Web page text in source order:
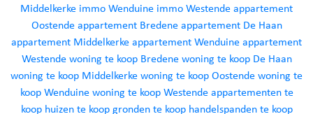
Middelkerke immo Wenduine immo Westendeappartement
Oostende appartement Bredene appartement De Haan
appartement Middelkerkeappartement Wenduineappartement
Westende woning te koop Bredene woning te koop De Haan
woning te koop Middelkerkewoning te koop Oostendewoning te
koop Wenduine woning te koop Westende appartementen te
koop huizen te koop gronden te koop handelspanden te koop